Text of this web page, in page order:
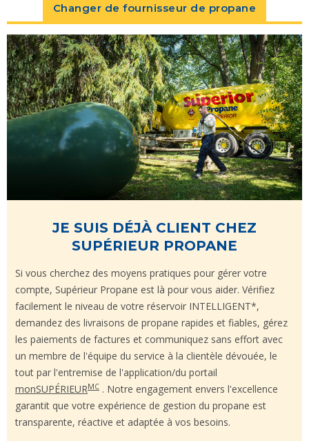
Changer de fournisseur de propane
JE SUIS DÉJÀ CLIENT CHEZ
SUPÉRIEUR PROPANE
Si vous cherchez des moyens pratiques pour gérer votre
compte, Supérieur Propane est là pour vous aider. Vérifiez
facilement le niveau de votre réservoir INTELLIGENT*,
demandez des livraisons de propane rapides et fiables, gérez
les paiements de factures et communiquez sans effort avec
un membre de l'équipe du service à la clientèle dévouée, le
tout par l'entremise de l'application/du portail
monSUPÉRIEURMC . Notre engagement envers l'excellence
garantit que votre expérience de gestion du propane est
transparente, réactive et adaptée à vos besoins.